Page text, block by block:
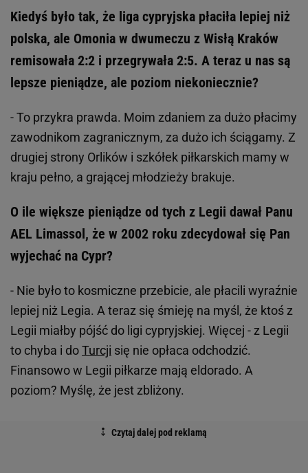
Kiedyś było tak, że liga cypryjska płaciła lepiej niż
polska, ale Omonia w dwumeczu z Wisłą Kraków
remisowała 2:2 i przegrywała 2:5. A teraz u nas są
lepsze pieniądze, ale poziom niekoniecznie?
- To przykra prawda. Moim zdaniem za dużo płacimy
zawodnikom zagranicznym, za dużo ich ściągamy. Z
drugiej strony Orlików i szkółek piłkarskich mamy w
kraju pełno, a grającej młodzieży brakuje.
O ile większe pieniądze od tych z Legii dawał Panu
AEL Limassol, że w 2002 roku zdecydował się Pan
wyjechać na Cypr?
- Nie było to kosmiczne przebicie, ale płacili wyraźnie
lepiej niż Legia. A teraz się śmieję na myśl, że ktoś z
Legii miałby pójść do ligi cypryjskiej. Więcej - z Legii
to chyba i doTurcji się nie opłaca odchodzić.
Finansowo w Legii piłkarze mają eldorado. A
poziom? Myślę, że jest zbliżony.